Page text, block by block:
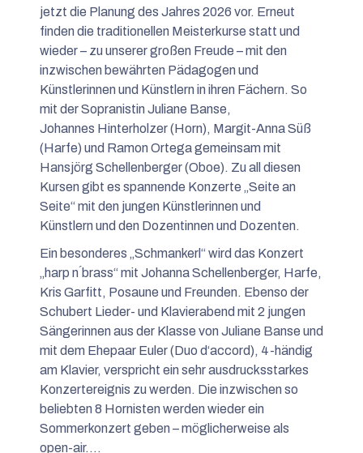
jetzt die Planung des Jahres 2026 vor. Erneut
finden die traditionellen Meisterkurse statt und
wieder – zu unserer großen Freude – mit den
inzwischen bewährten Pädagogen und
Künstlerinnen und Künstlern in ihren Fächern. So
mit der Sopranistin Juliane Banse,
Johannes Hinterholzer (Horn), Margit-Anna Süß
(Harfe) und Ramon Ortega gemeinsam mit
Hansjörg Schellenberger (Oboe). Zu all diesen
Kursen gibt es spannende Konzerte „Seite an
Seite“ mit den jungen Künstlerinnen und
Künstlern und den Dozentinnen und Dozenten.
Ein besonderes „Schmankerl“ wird das Konzert
„harp n ́brass“ mit Johanna Schellenberger, Harfe,
Kris Garfitt, Posaune und Freunden. Ebenso der
Schubert Lieder- und Klavierabend mit 2 jungen
Sängerinnen aus der Klasse von Juliane Banse und
mit dem Ehepaar Euler (Duo d‘accord), 4-händig
am Klavier, verspricht ein sehr ausdrucksstarkes
Konzertereignis zu werden. Die inzwischen so
beliebten 8 Hornisten werden wieder ein
Sommerkonzert geben – möglicherweise als
open-air....